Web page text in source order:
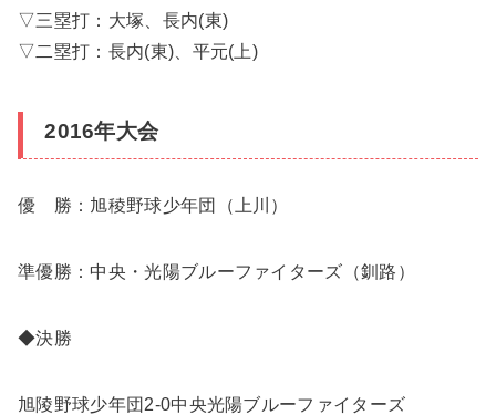
▽三塁打：大塚、長内(東)
▽二塁打：長内(東)、平元(上)
2016年大会
優 勝：旭稜野球少年団（上川）
準優勝：中央・光陽ブルーファイターズ（釧路）
◆決勝
旭陵野球少年団2-0中央光陽ブルーファイターズ